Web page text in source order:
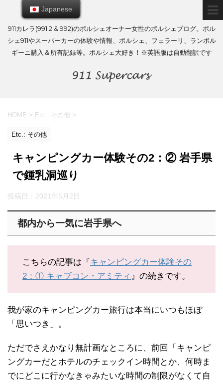
911カレラ(991.2 & 992)のポルシェオーナー女性のポルシェブログ。ポル
シェ911やスーパーカーの体験や情報、ポルシェ、フェラーリ、ランボル
ギーニ購入＆所有記録等。ポルシェ大好き！※英語版は自動翻訳です
HOME > Etc.: その他 >
Etc.: その他
キャンピングカー体験その2：② 岩手県
で鍾乳洞巡り
投稿日： 2021年5月2日
都内から一気に岩手県へ
こちらの記事は『キャンピングカー体験その
2：① キャブコン・アミティ 』の続きです。
我が家のキャンピングカー旅行は本当にいつもほぼ
「思いつき」。
ただでさえかなり無計画なところに、前回「キャンピ
ングカーだとホテルのチェックイン時間とか、何時ま
でにどこに行かなきゃみたいな時間の制限がなくて自
Japanese
Japanese